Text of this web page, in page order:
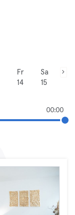
Fr
14
Sa
15
00:00